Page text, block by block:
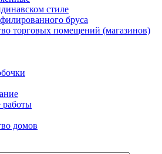
стиле
бруса
торговых помещений (магазинов)
работы
домов